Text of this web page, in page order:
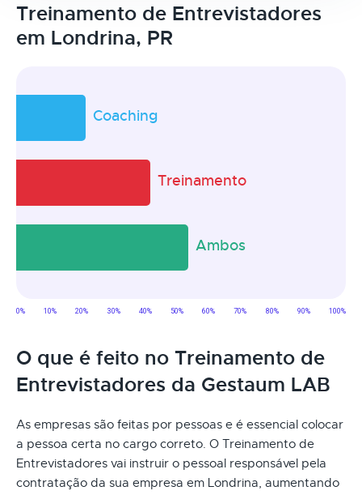
Treinamento de Entrevistadores
em Londrina, PR
O que é feito no Treinamento de
Entrevistadores da Gestaum LAB
As empresas são feitas por pessoas e é essencial colocar
a pessoa certa no cargo correto. O Treinamento de
Entrevistadores vai instruir o pessoal responsável pela
contratação da sua empresa em Londrina, aumentando